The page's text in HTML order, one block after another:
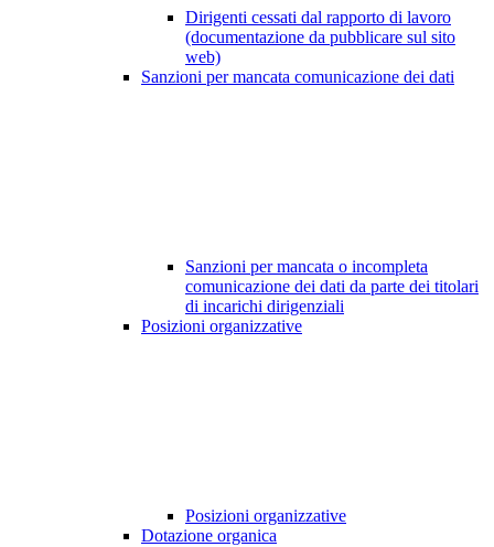
Dirigenti cessati dal rapporto di lavoro
(documentazione da pubblicare sul sito
web)
Sanzioni per mancata comunicazione dei dati
Sanzioni per mancata o incompleta
comunicazione dei dati da parte dei titolari
di incarichi dirigenziali
Posizioni organizzative
Posizioni organizzative
Dotazione organica